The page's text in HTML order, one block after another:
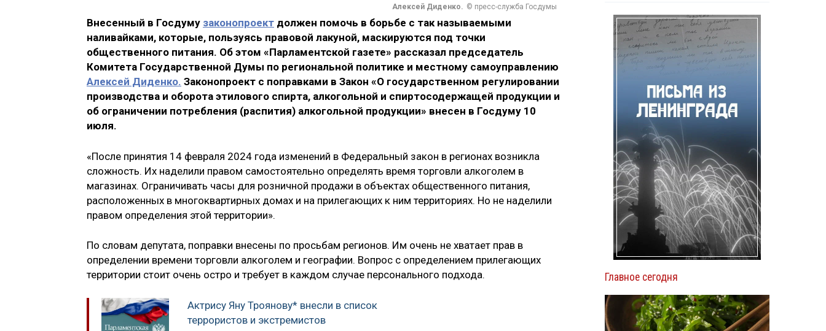
Алексей Диденко. © пресс-служба Госдумы
Внесенный в Госдуму законопроект должен помочь в борьбе с так называемыми
наливайками, которые, пользуясь правовой лакуной, маскируются под точки
общественного питания. Об этом «Парламентской газете» рассказал председатель
Комитета Государственной Думы по региональной политике и местному самоуправлению
Алексей Диденко. Законопроект с поправками в Закон «О государственном регулировании
производства и оборота этилового спирта, алкогольной и спиртосодержащей продукции и
об ограничении потребления (распития) алкогольной продукции» внесен в Госдуму 10
июля.
«После принятия 14 февраля 2024 года изменений в Федеральный закон в регионах возникла
сложность. Их наделили правом самостоятельно определять время торговли алкоголем в
магазинах. Ограничивать часы для розничной продажи в объектах общественного питания,
расположенных в многоквартирных домах и на прилегающих к ним территориях. Но не наделили
правом определения этой территории».
По словам депутата, поправки внесены по просьбам регионов. Им очень не хватает прав в
определении времени торговли алкоголем и географии. Вопрос с определением прилегающих
территории стоит очень остро и требует в каждом случае персонального подхода.
Актрису Яну Троянову* внесли в список
террористов и экстремистов
Главное сегодня